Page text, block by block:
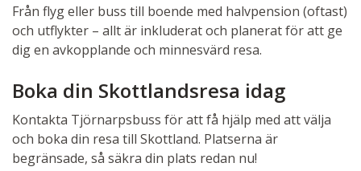
Från flyg eller buss till boende med halvpension (oftast)
och utflykter – allt är inkluderat och planerat för att ge
dig en avkopplande och minnesvärd resa.
Boka din Skottlandsresa idag
Kontakta Tjörnarpsbuss för att få hjälp med att välja
och boka din resa till Skottland. Platserna är
begränsade, så säkra din plats redan nu!